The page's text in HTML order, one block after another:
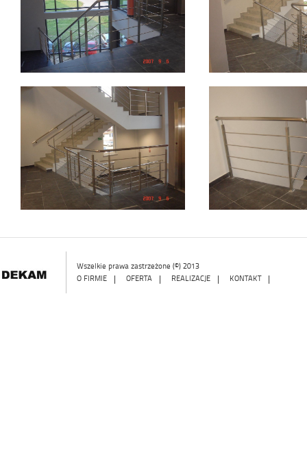
Wszelkie prawa zastrzeżone (©) 2013
O FIRMIE
OFERTA REALIZACJE KONTAKT